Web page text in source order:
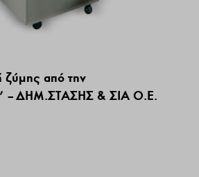
ζύμης από την
– ΔΗΜ.ΣΤΑΣΗΣ & ΣΙΑ Ο.Ε.